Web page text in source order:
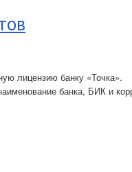
лицензию банку «Точка».
банка, БИК и